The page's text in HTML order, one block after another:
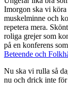
Imorgon ska vi
muskelminne och
repetera mera.
roliga grejer som
på en konferens
Beteende och
Nu ska vi rulla så
nu och drick inte